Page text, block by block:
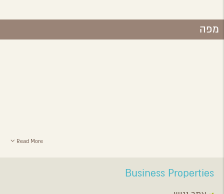
מפה
Read More
Business Properties